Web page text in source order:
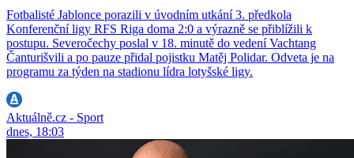
Fotbalisté Jablonce porazili v úvodním utkání 3. předkola
Konferenční ligy RFS Riga doma 2:0 a výrazně se přiblížili k
postupu. Severočechy poslal v 18. minutě do vedení Vachtang
Čanturišvili a po pauze přidal pojistku Matěj Polidar. Odveta je na
programu za týden na stadionu lídra lotyšské ligy.
Aktuálně.cz - Sport
dnes, 18:03